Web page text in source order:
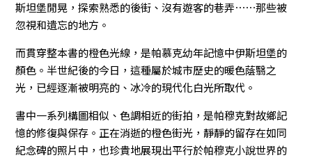
斯坦堡閒晃，探索熟悉的後街、沒有遊客的巷弄⋯⋯那些被
忽視和遺忘的地方。
而貫穿整本書的橙色光線，是帕慕克幼年記憶中伊斯坦堡的
顏色。半世紀後的今日，這種屬於城市歷史的暖色蔭翳之
光，已經逐漸被明亮的、冰冷的現代化白光所取代。
書中一系列構圖相似、色調相近的街拍，是帕穆克對故鄉記
憶的修復與保存。正在消逝的橙色街光，靜靜的留存在如同
紀念碑的照片中，也珍貴地展現出平行於帕穆克小說世界的